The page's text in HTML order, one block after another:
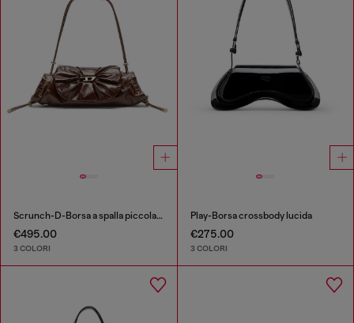
Scrunch-D-Borsa a spalla piccola arricciata in pelle lucida
€495.00
3 COLORI
Play-Borsa crossbody lucida
€275.00
3 COLORI